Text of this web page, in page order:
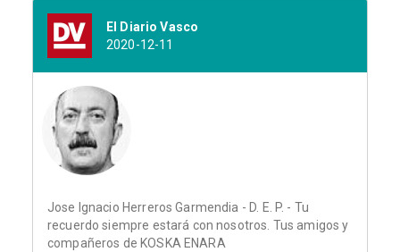
El Diario Vasco
2020-12-11
Jose Ignacio Herreros Garmendia - D. E. P. - Tu
recuerdo siempre estará con nosotros. Tus amigos y
compañeros de KOSKA ENARA